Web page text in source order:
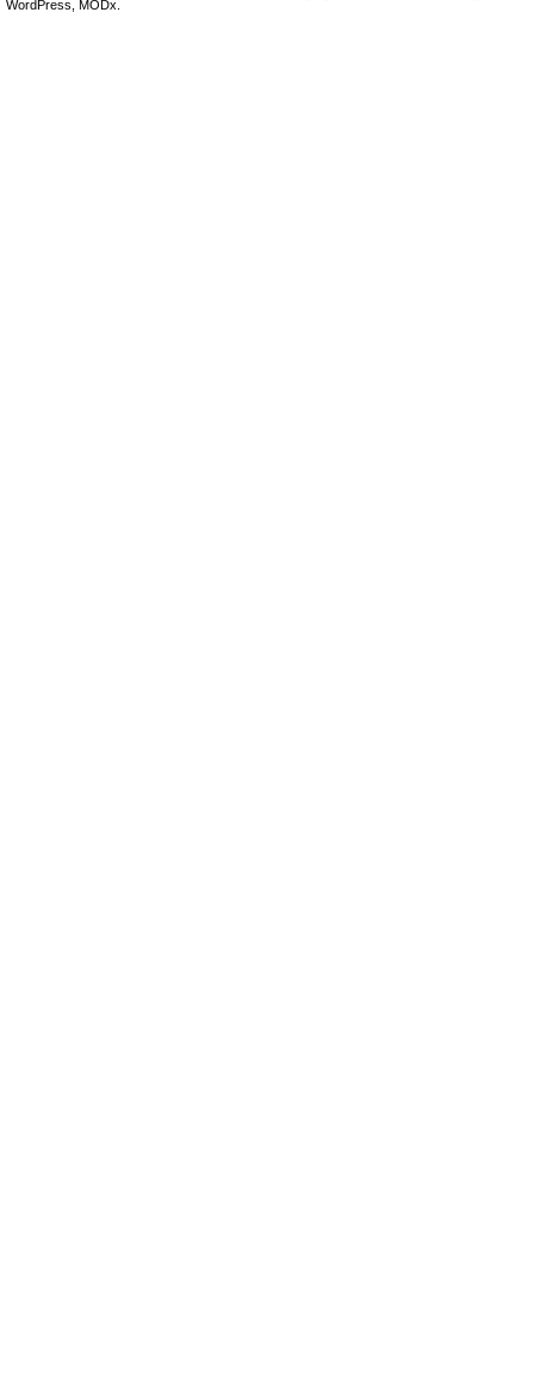
WordPress, MODx.